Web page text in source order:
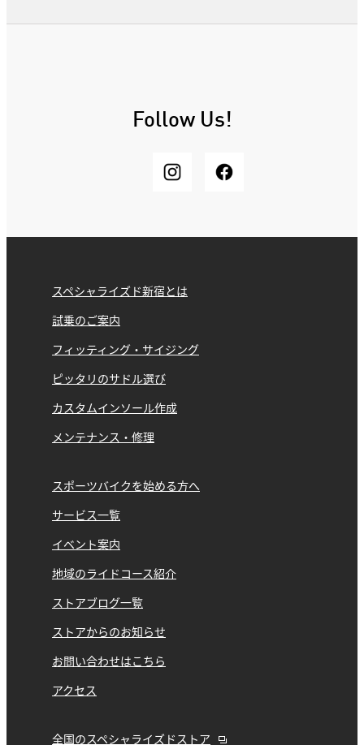
Follow Us!
スペシャライズド新宿とは
試乗のご案内
フィッティング・サイジング
ピッタリのサドル選び
カスタムインソール作成
メンテナンス・修理
スポーツバイクを始める方へ
サービス一覧
イベント案内
地域のライドコース紹介
ストアブログ一覧
ストアからのお知らせ
お問い合わせはこちら
アクセス
全国のスペシャライズドストア